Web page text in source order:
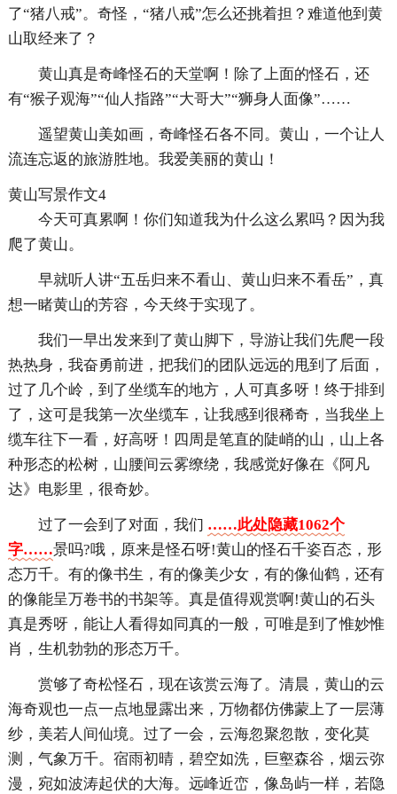
了“猪八戒”。奇怪，“猪八戒”怎么还挑着担？难道他到黄
山取经来了？
黄山真是奇峰怪石的天堂啊！除了上面的怪石，还
有“猴子观海”“仙人指路”“大哥大”“狮身人面像”……
遥望黄山美如画，奇峰怪石各不同。黄山，一个让人
流连忘返的旅游胜地。我爱美丽的黄山！
黄山写景作文4
今天可真累啊！你们知道我为什么这么累吗？因为我
爬了黄山。
早就听人讲“五岳归来不看山、黄山归来不看岳”，真
想一睹黄山的芳容，今天终于实现了。
我们一早出发来到了黄山脚下，导游让我们先爬一段
热热身，我奋勇前进，把我们的团队远远的甩到了后面，
过了几个岭，到了坐缆车的地方，人可真多呀！终于排到
了，这可是我第一次坐缆车，让我感到很稀奇，当我坐上
缆车往下一看，好高呀！四周是笔直的陡峭的山，山上各
种形态的松树，山腰间云雾缭绕，我感觉好像在《阿凡
达》电影里，很奇妙。
过了一会到了对面，我们 ……此处隐藏1062个
字……景吗?哦，原来是怪石呀!黄山的怪石千姿百态，形
态万千。有的像书生，有的像美少女，有的像仙鹤，还有
的像能呈万卷书的书架等。真是值得观赏啊!黄山的石头
真是秀呀，能让人看得如同真的一般，可唯是到了惟妙惟
肖，生机勃勃的形态万千。
赏够了奇松怪石，现在该赏云海了。清晨，黄山的云
海奇观也一点一点地显露出来，万物都仿佛蒙上了一层薄
纱，美若人间仙境。过了一会，云海忽聚忽散，变化莫
测，气象万千。宿雨初晴，碧空如洗，巨壑森谷，烟云弥
漫，宛如波涛起伏的大海。远峰近峦，像岛屿一样，若隐